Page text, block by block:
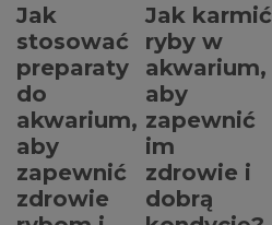
Jak
stosować
preparaty
do
akwarium,
aby
zapewnić
zdrowie
Jak karmić
ryby w
akwarium,
aby
zapewnić
im
zdrowie i
dobrą